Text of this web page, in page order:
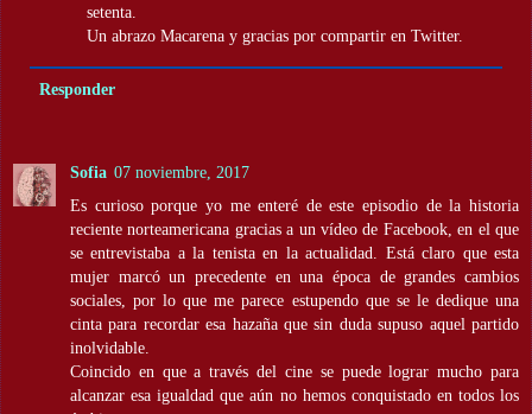
setenta.
Un abrazo Macarena y gracias por compartir en Twitter.
Responder
Sofia 07 noviembre, 2017
Es curioso porque yo me enteré de este episodio de la historia
reciente norteamericana gracias a un vídeo de Facebook, en el que
se entrevistaba a la tenista en la actualidad. Está claro que esta
mujer marcó un precedente en una época de grandes cambios
sociales, por lo que me parece estupendo que se le dedique una
cinta para recordar esa hazaña que sin duda supuso aquel partido
inolvidable.
Coincido en que a través del cine se puede lograr mucho para
alcanzar esa igualdad que aún no hemos conquistado en todos los